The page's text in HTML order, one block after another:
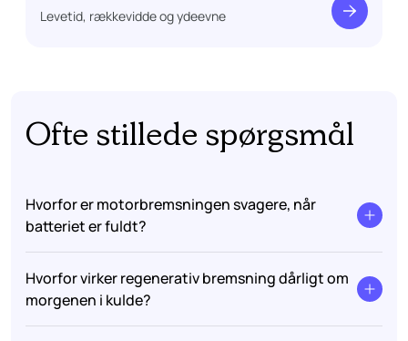
Levetid, rækkevidde og ydeevne
Ofte stillede spørgsmål
Hvorfor er motorbremsningen svagere, når
batteriet er fuldt?
Hvorfor virker regenerativ bremsning dårligt om
morgenen i kulde?